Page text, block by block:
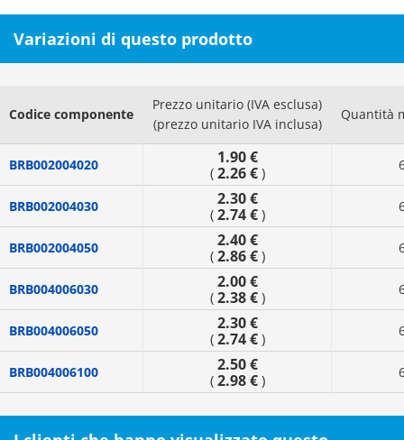
Variazioni di questo prodotto
Codice componente
Prezzo unitario (IVA esclusa)
(prezzo unitario IVA inclusa)
Quantità
BRB002004020 1.90 €
( 2.26 €)
BRB002004030 2.30 €
( 2.74 €)
BRB002004050 2.40 €
( 2.86 €)
BRB004006030 2.00 €
( 2.38 €)
BRB004006050 2.30 €
( 2.74 €)
BRB004006100 2.50 €
( 2.98 €)